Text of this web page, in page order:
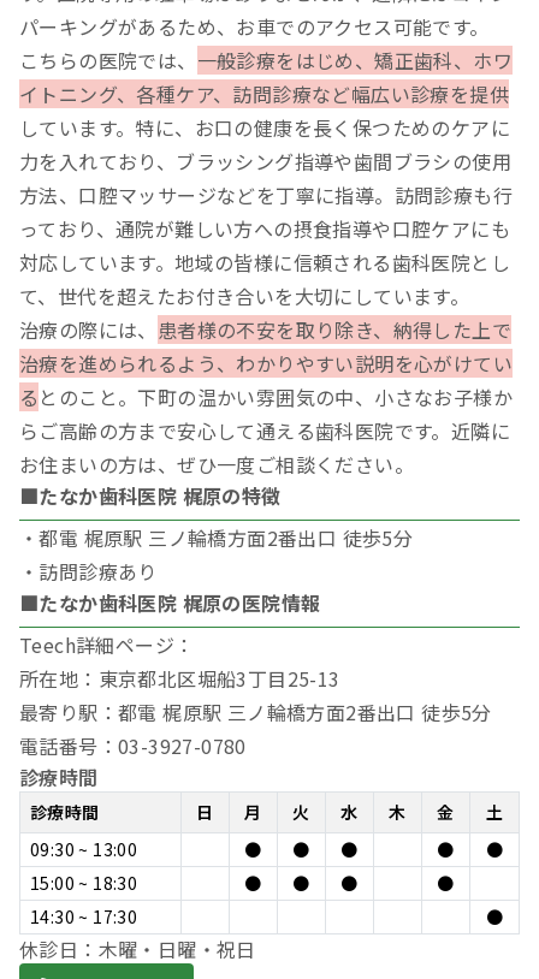
パーキングがあるため、お車でのアクセス可能です。
こちらの医院では、 一般診療をはじめ、矯正歯科、ホワ
イトニング、各種ケア、訪問診療など幅広い診療を提供
しています。特に、お口の健康を長く保つためのケアに
力を入れており、ブラッシング指導や歯間ブラシの使用
方法、口腔マッサージなどを丁寧に指導。訪問診療も行
っており、通院が難しい方への摂食指導や口腔ケアにも
対応しています。地域の皆様に信頼される歯科医院とし
て、世代を超えたお付き合いを大切にしています。
治療の際には、 患者様の不安を取り除き、納得した上で
治療を進められるよう、わかりやすい説明を心がけてい
る とのこと。下町の温かい雰囲気の中、小さなお子様か
らご高齢の方まで安心して通える歯科医院です。近隣に
お住まいの方は、ぜひ一度ご相談ください。
■たなか歯科医院 梶原の特徴
・都電 梶原駅 三ノ輪橋方面2番出口 徒歩5分
・訪問診療あり
■たなか歯科医院 梶原の医院情報
Teech詳細ページ：
所在地：東京都北区堀船3丁目25-13
最寄り駅：都電 梶原駅 三ノ輪橋方面2番出口 徒歩5分
電話番号：03-3927-0780
診療時間
診療時間 日 月 火 水 木 金
土
09:30 ~ 13:00
● ● ● ●
●
15:00 ~ 18:30
● ● ●
●
14:30 ~ 17:30
●
休診日：木曜・日曜・祝日